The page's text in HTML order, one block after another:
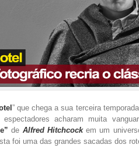
” que chega a sua terceira
espectadores acharam muita
de Alfred Hitchcockem um
foi uma das grandes sacadas dos